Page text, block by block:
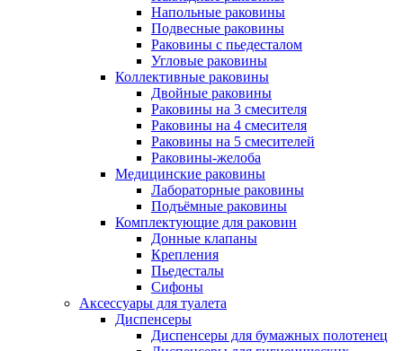
Напольные раковины
Подвесные раковины
Раковины с пьедесталом
Угловые раковины
Коллективные раковины
Двойные раковины
Раковины на 3 смесителя
Раковины на 4 смесителя
Раковины на 5 смесителей
Раковины-желоба
Медицинские раковины
Лабораторные раковины
Подъёмные раковины
Комплектующие для раковин
Донные клапаны
Крепления
Пьедесталы
Сифоны
Аксессуары для туалета
Диспенсеры
Диспенсеры для бумажных полотенец